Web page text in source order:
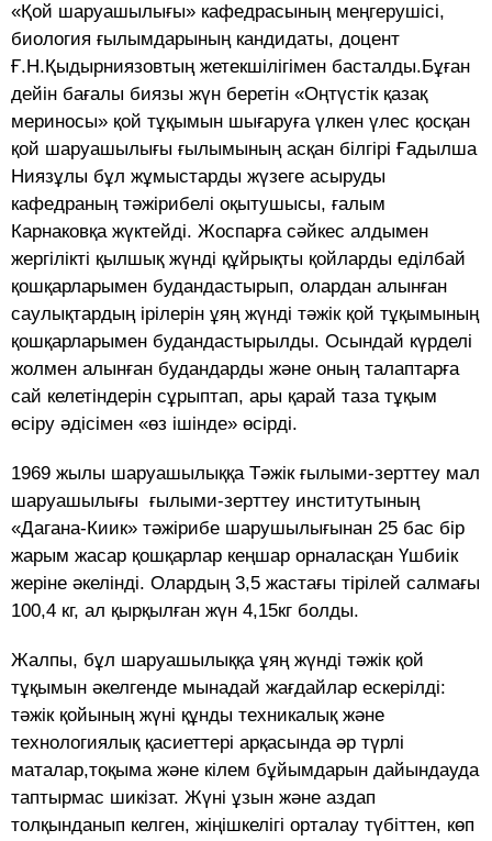
«Қой шаруашылығы» кафедрасының меңгерушісі,
биология ғылымдарының кандидаты, доцент
Ғ.Н.Қыдырниязовтың жетекшілігімен басталды.Бұған
дейін бағалы биязы жүн беретін «Оңтүстік қазақ
мериносы» қой тұқымын шығаруға үлкен үлес қосқан
қой шаруашылығы ғылымының асқан білгірі Ғадылша
Ниязұлы бұл жұмыстарды жүзеге асыруды
кафедраның тәжірибелі оқытушысы, ғалым
Карнаковқа жүктейді. Жоспарға сәйкес алдымен
жергілікті қылшық жүнді құйрықты қойларды еділбай
қошқарларымен будандастырып, олардан алынған
саулықтардың ірілерін ұяң жүнді тәжік қой тұқымының
қошқарларымен будандастырылды. Осындай күрделі
жолмен алынған будандарды және оның талаптарға
сай келетіндерін сұрыптап, ары қарай таза тұқым
өсіру әдісімен «өз ішінде» өсірді.
1969 жылы шаруашылыққа Тәжік ғылыми-зерттеу мал
шаруашылығы ғылыми-зерттеу институтының
«Дагана-Киик» тәжірибе шарушылығынан 25 бас бір
жарым жасар қошқарлар кеңшар орналасқан Үшбиік
жеріне әкелінді. Олардың 3,5 жастағы тірілей салмағы
100,4 кг, ал қырқылған жүн 4,15кг болды.
Жалпы, бұл шаруашылыққа ұяң жүнді тәжік қой
тұқымын әкелгенде мынадай жағдайлар ескерілді:
тәжік қойының жүні құнды техникалық және
технологиялық қасиеттері арқасында әр түрлі
маталар,тоқыма және кілем бұйымдарын дайындауда
таптырмас шикізат. Жүні ұзын және аздап
толқынданып келген, жіңішкелігі орталау түбіттен, көп